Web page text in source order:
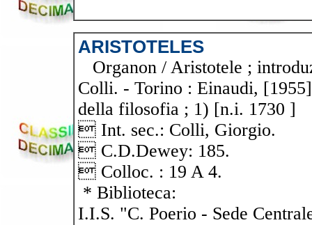
ARISTOTELES
Organon / Aristotele ;
Colli. - Torino : Einaudi,
della filosofia ; 1) [n.i. 1730 ]
 Int. sec.: Colli, Giorgio.
 C.D.Dewey: 185.
 Colloc. : 19 A 4.
* Biblioteca:
I.I.S. "C. Poerio - Sede